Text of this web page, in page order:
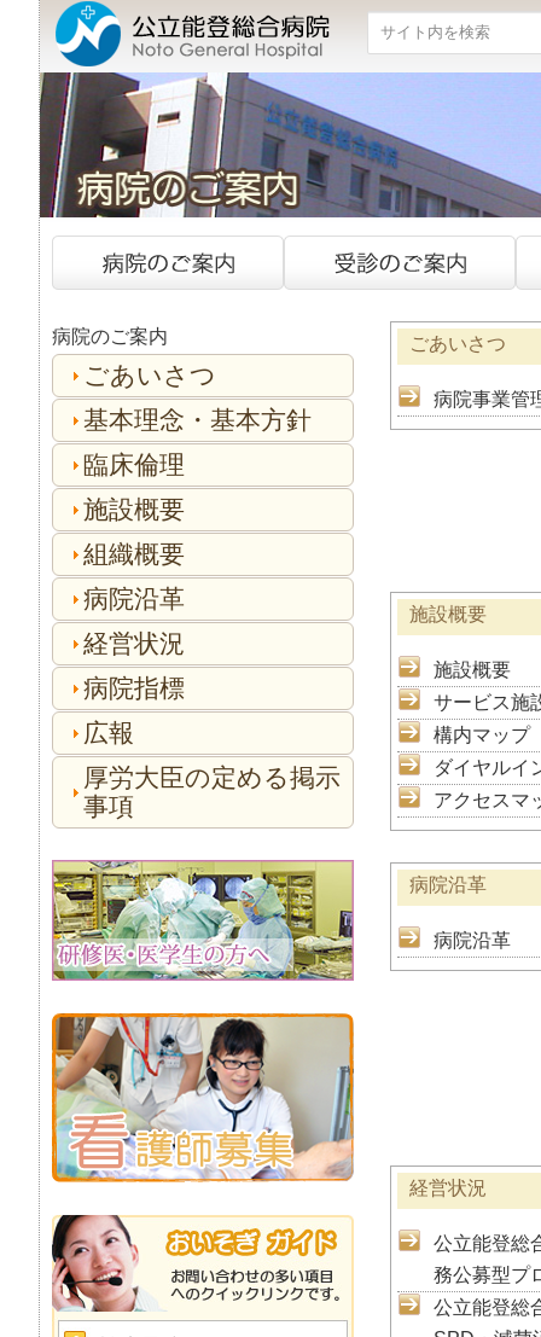
検索
ごあいさつ
病院事業管
施設概要
施設概要
サービス施
構内マップ
ダイヤルイ
アクセスマ
病院沿革
病院沿革
経営状況
公立能登総
務公募型プ
公立能登総
病院のご案内
ごあいさつ
基本理念・基本方針
臨床倫理
施設概要
組織概要
病院沿革
経営状況
病院指標
広報
厚労大臣の定める掲示
事項